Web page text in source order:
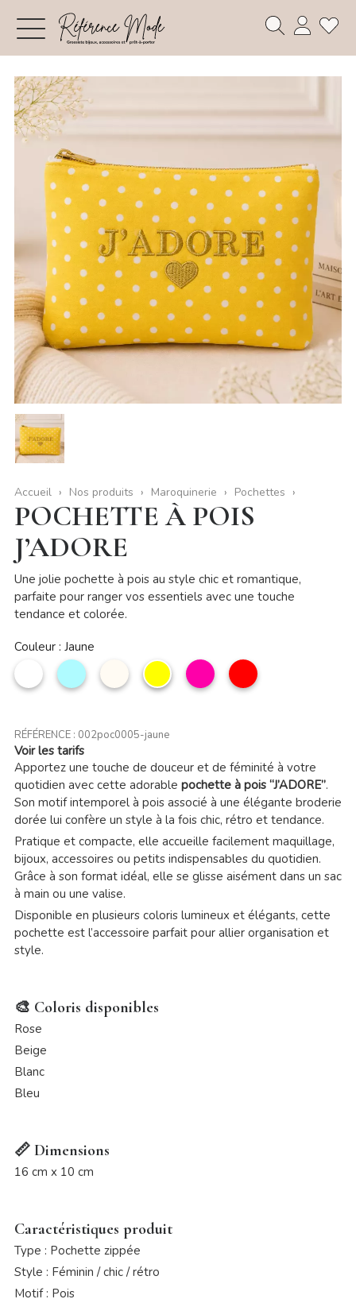
Accueil Nos produits Maroquinerie Pochettes
POCHETTE À POIS
J’ADORE
Une jolie pochette à pois au style chic et romantique,
parfaite pour ranger vos essentiels avec une touche
tendance et colorée.
Couleur : Jaune
Blanc
Bleu
ciel
Beige Jaune
Rose
profond
Rouge
RÉFÉRENCE : 002poc0005-jaune
Voir les tarifs
Apportez une touche de douceur et de féminité à votre
quotidien avec cette adorable pochette à pois “J’ADORE”.
Son motif intemporel à pois associé à une élégante broderie
dorée lui confère un style à la fois chic, rétro et tendance.
Pratique et compacte, elle accueille facilement maquillage,
bijoux, accessoires ou petits indispensables du quotidien.
Grâce à son format idéal, elle se glisse aisément dans un sac
à main ou une valise.
Disponible en plusieurs coloris lumineux et élégants, cette
pochette est l’accessoire parfait pour allier organisation et
style.
🎨 Coloris disponibles
Rose
Beige
Blanc
Bleu
📏 Dimensions
16 cm x 10 cm
Caractéristiques produit
Type : Pochette zippée
Style : Féminin / chic / rétro
Motif : Pois